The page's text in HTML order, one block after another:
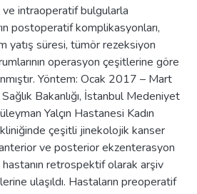
intraoperatif bulgularla
postoperatif komplikasyonları,
yatış süresi, tümör rezeksiyon
operasyon çeşitlerine göre
Yöntem: Ocak 2017 – Mart
Bakanlığı, İstanbul Medeniyet
Yalçın Hastanesi Kadın
çeşitli jinekolojik kanser
ve posterior ekzenterasyon
retrospektif olarak arşiv
ulaşıldı. Hastaların preoperatif